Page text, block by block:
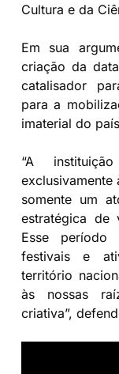
Cultura e da
Em sua
criação da
catalisador
para a
imaterial do
“A
exclusivamente
somente um
estratégica de
Esse período
festivais e
território
às nossas
criativa”,